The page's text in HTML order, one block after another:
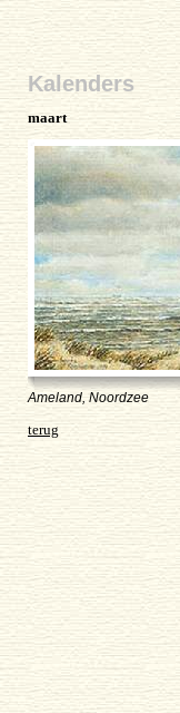
Kalenders
maart
Ameland, Noordzee
terug